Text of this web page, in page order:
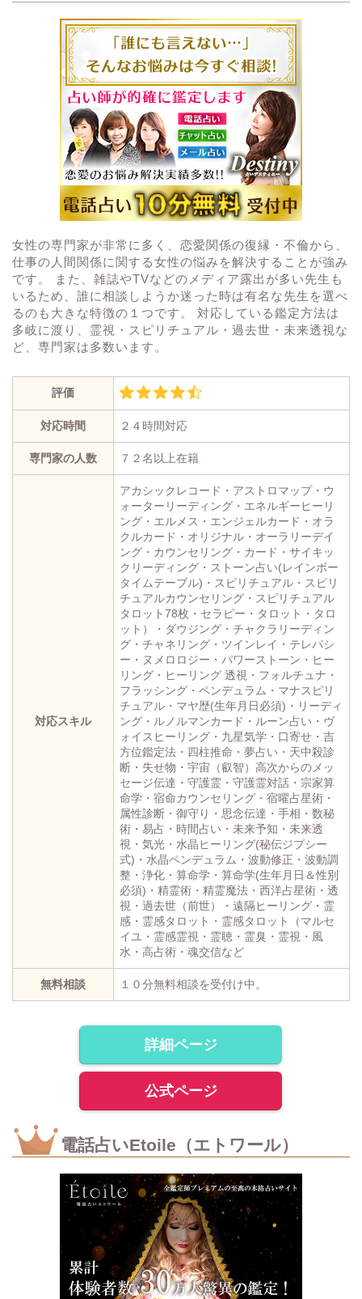
女性の専門家が非常に多く、恋愛関係の復縁・不倫から、
仕事の人間関係に関する女性の悩みを解決することが強み
です。 また、雑誌やTVなどのメディア露出が多い先生も
いるため、誰に相談しようか迷った時は有名な先生を選べ
るのも大きな特徴の１つです。 対応している鑑定方法は
多岐に渡り、霊視・スピリチュアル・過去世・未来透視な
ど、専門家は多数います。
評価
対応時間 ２４時間対応
専門家の人数 ７２名以上在籍
対応スキル
アカシックレコード・アストロマップ・ウ
ォーターリーディング・エネルギーヒーリ
ング・エルメス・エンジェルカード・オラ
クルカード・オリジナル・オーラリーデイ
ング・カウンセリング・カード・サイキッ
クリーディング・ストーン占い(レインボー
タイムテーブル)・スピリチュアル・スピリ
チュアルカウンセリング・スピリチュアル
タロット78枚・セラピー・タロット・タロ
ット）・ダウジング・チャクラリーディン
グ・チャネリング・ツインレイ・テレパシ
ー・ヌメロロジー・パワーストーン・ヒー
リング・ヒーリング 透視・フォルチュナ・
フラッシング・ペンデュラム・マナスピリ
チュアル・マヤ歴(生年月日必須)・リーディ
ング・ルノルマンカード・ルーン占い・ヴ
ォイスヒーリング・九星気学・口寄せ・吉
方位鑑定法・四柱推命・夢占い・天中殺診
断・失せ物・宇宙（叡智）高次からのメッ
セージ伝達・守護霊・守護霊対話・宗家算
命学・宿命カウンセリング・宿曜占星術・
属性診断・御守り・思念伝達・手相・数秘
術・易占・時間占い・未来予知・未来透
視・気光・水晶ヒーリング(秘伝ジプシー
式)・水晶ペンデュラム・波動修正・波動調
整・浄化・算命学・算命学(生年月日＆性別
必須)・精霊術・精霊魔法・西洋占星術・透
視・過去世（前世）・遠隔ヒーリング・霊
感・霊感タロット・霊感タロット（マルセ
イユ・霊感霊視・霊聴・霊臭・霊視・風
水・高占術・魂交信など
無料相談 １０分無料相談を受付け中。
詳細ページ
公式ページ
電話占いEtoile（エトワール）